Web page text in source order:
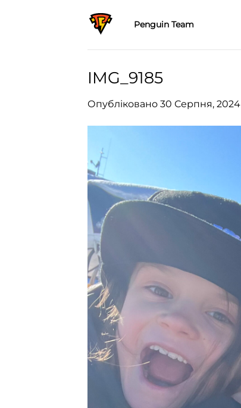
Penguin Team
IMG_9185
Опубліковано 30 Серпня, 2024